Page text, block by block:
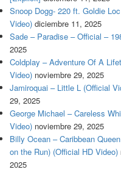
de la onza y
Snoop Dogg- 220 ft. Goldie
Video) diciembre 11, 2025
Sade – Paradise – Official –
2025
Coldplay – Adventure Of A
Video) noviembre 29, 2025
Jamiroquai – Little L (Official
29, 2025
George Michael – Careless
Video) noviembre 29, 2025
Billy Ocean – Caribbean
on the Run) (Official HD Video)
2025